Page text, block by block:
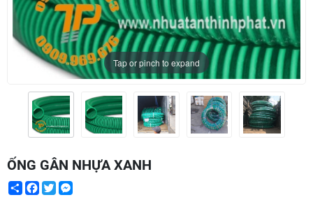
Tap or pinch to expand
ỐNG GÂN NHỰA XANH
ShareFacebook
Twitter